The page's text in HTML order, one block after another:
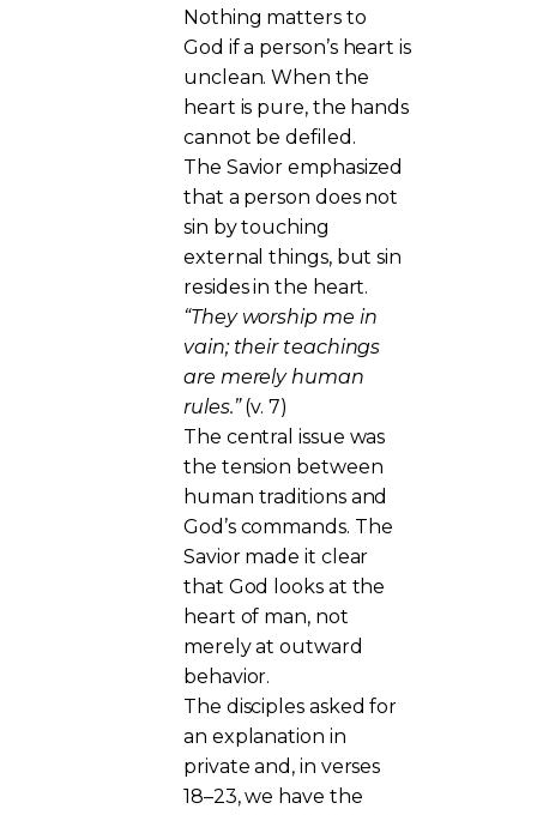
Nothing matters to
God if a person’s heart is
unclean. When the
heart is pure, the hands
cannot be defiled.
The Savior emphasized
that a person does not
sin by touching
external things, but sin
resides in the heart.
“They worship me in
vain; their teachings
are merely human
rules.”(v. 7)
The central issue was
the tension between
human traditions and
God’s commands. The
Savior made it clear
that God looks at the
heart of man, not
merely at outward
behavior.
The disciples asked for
an explanation in
private and, in verses
18–23, we have the